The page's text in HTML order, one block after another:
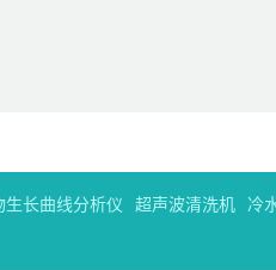
生长曲线分析仪 超声波清洗机 冷